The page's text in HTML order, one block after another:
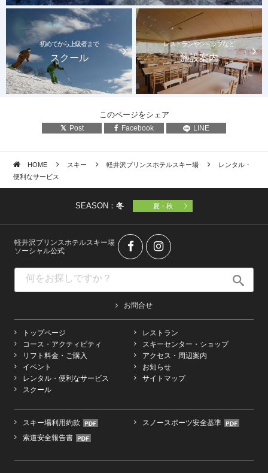
休憩室・授乳室
初めてから上級者まで
スクール
レストランやショップなど
施設案内
このページをシェア
Post Facebook LINE
HOME スキー 軽井沢プリンスホテルスキー場
レンタル・
便利なサービス
SEASON： 冬 夏・秋
軽井沢プリンスホテルスキー場
ソーシャル公式
お問合せ
トップページ
コース・アクティビティ
リフト料金・ご購入
イベント
レンタル・便利なサービス
スクール
レストラン
スキーセンター・ショップ
アクセス・周辺案内
お知らせ
サイトマップ
スキー場利用約款
スノースポーツ安全基準
索道安全報告書